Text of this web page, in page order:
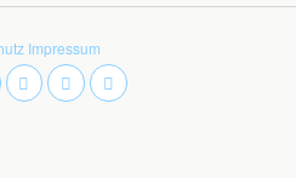
Impressum